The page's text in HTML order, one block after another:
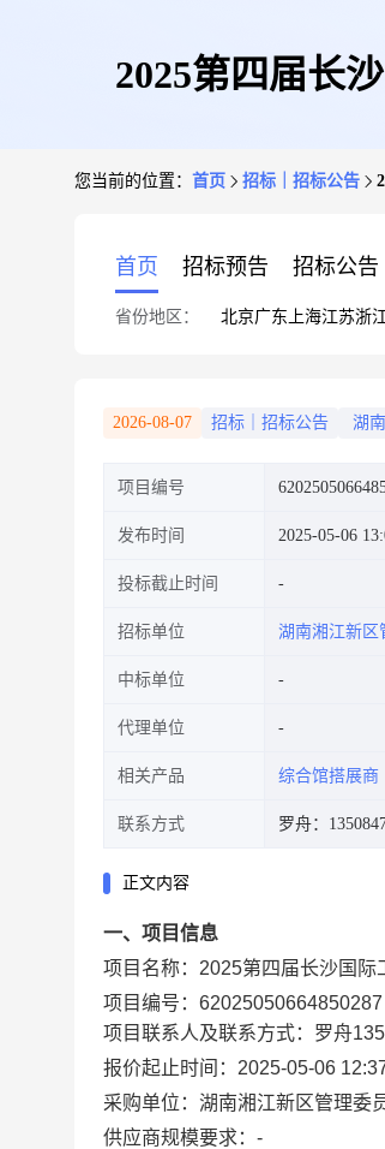
2025第四届长
您当前的位置： 首页 招标｜招标公告
首页 招标预告 招标公告
省份地区： 北京广东 上海江苏浙
2026-08-07 招标｜招标公告 湖
项目编号
发布时间 2025-05-06
投标截止时间
招标单位 湖南湘江新区
中标单位
代理单位
相关产品 综合馆搭展商
联系方式 罗舟：
正文内容
一、项目信息
项目名称： 2025第四届长沙国际
项目编号： 62025050664850287
项目联系人及联系方式： 罗舟
报价起止时间： 2025-05-06
采购单位： 湖南湘江新区管理委
供应商规模要求： -